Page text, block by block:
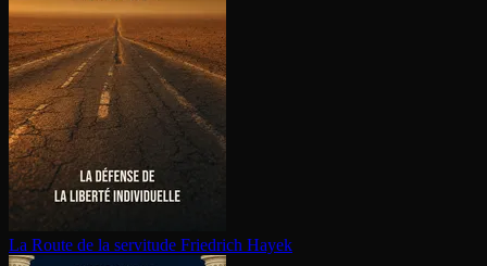
La Route de la servitude Friedrich Hayek